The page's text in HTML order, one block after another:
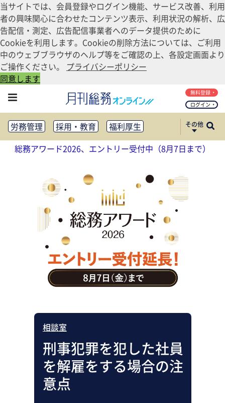
当サイトでは、会員登録やログイン機能、サービス改善、利用
者の興味関心に合わせたコンテンツ表示、利用状況の解析、広
告配信・測定、広告配信事業者へのデータ提供のために
Cookieを利用します。Cookieの削除方法については、ご利用
中のウェブブラウザのヘルプ等をご確認の上、各設定画面より
ご操作ください。 プライバシーポリシー
同意します
ログイン
無料登録
労務管理 採用・教育
福利厚生
健康経営
働き方改革
法務・コンプライアンス
リスクマネジメント・BCP
社外・社内広報
社外・社内コミュニケーション活性化
FM・オフィス移転
CSR・SDGs
テクノロジー活用・DX
助成金・補助金・コスト削減
アウトソーシング・BPO
調査・レポート
その他
総務アワード2026、エントリー受付中（8月7日まで）
相談室
刑事犯罪を犯した社員
を解雇をする場合の注
意点